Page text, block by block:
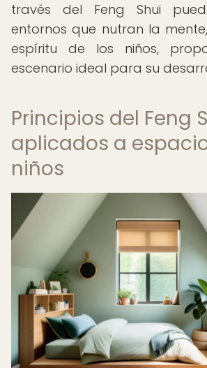
través del Feng Shui
entornos que nutran la
espíritu de los niños,
escenario ideal para su
Principios del Feng
aplicados a
niños